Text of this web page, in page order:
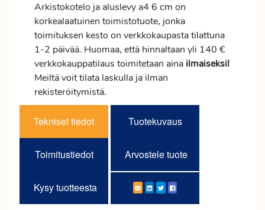
Arkistokotelo ja aluslevy a4 6 cm on
korkealaatuinen toimistotuote, jonka
toimituksen kesto on verkkokaupasta tilattuna
1-2 päivää. Huomaa, että hinnaltaan yli 140 €
verkkokauppatilaus toimitetaan aina ilmaiseksi!
Meiltä voit tilata laskulla ja ilman
rekisteröitymistä.
Tekniset tiedot Tuotekuvaus
Toimitustiedot Arvostele tuote
Kysy tuotteesta